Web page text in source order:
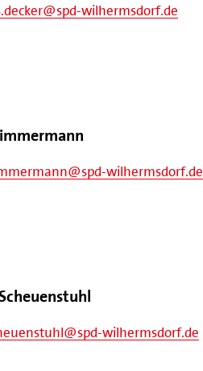
wilhermsdorf.de
wilhermsdorf.de
wilhermsdorf.de